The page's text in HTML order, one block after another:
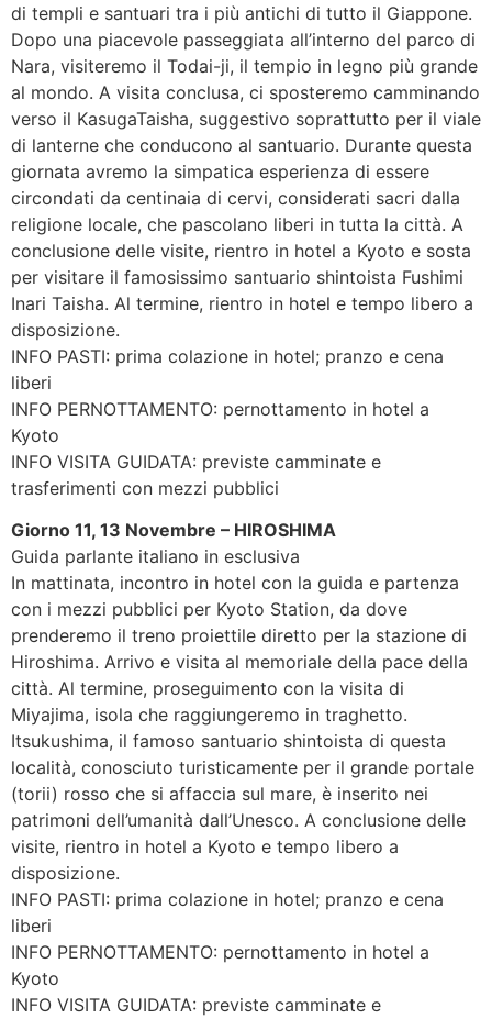
di templi e santuari tra i più antichi di tutto il Giappone.
Dopo una piacevole passeggiata all’interno del parco di
Nara, visiteremo il Todai-ji, il tempio in legno più grande
al mondo. A visita conclusa, ci sposteremo camminando
verso il KasugaTaisha, suggestivo soprattutto per il viale
di lanterne che conducono al santuario. Durante questa
giornata avremo la simpatica esperienza di essere
circondati da centinaia di cervi, considerati sacri dalla
religione locale, che pascolano liberi in tutta la città. A
conclusione delle visite, rientro in hotel a Kyoto e sosta
per visitare il famosissimo santuario shintoista Fushimi
Inari Taisha. Al termine, rientro in hotel e tempo libero a
disposizione.
INFO PASTI: prima colazione in hotel; pranzo e cena
liberi
INFO PERNOTTAMENTO: pernottamento in hotel a
Kyoto
INFO VISITA GUIDATA: previste camminate e
trasferimenti con mezzi pubblici
Giorno 11, 13 Novembre – HIROSHIMA
Guida parlante italiano in esclusiva
In mattinata, incontro in hotel con la guida e partenza
con i mezzi pubblici per Kyoto Station, da dove
prenderemo il treno proiettile diretto per la stazione di
Hiroshima. Arrivo e visita al memoriale della pace della
città. Al termine, proseguimento con la visita di
Miyajima, isola che raggiungeremo in traghetto.
Itsukushima, il famoso santuario shintoista di questa
località, conosciuto turisticamente per il grande portale
(torii) rosso che si affaccia sul mare, è inserito nei
patrimoni dell’umanità dall’Unesco. A conclusione delle
visite, rientro in hotel a Kyoto e tempo libero a
disposizione.
INFO PASTI: prima colazione in hotel; pranzo e cena
liberi
INFO PERNOTTAMENTO: pernottamento in hotel a
Kyoto
INFO VISITA GUIDATA: previste camminate e